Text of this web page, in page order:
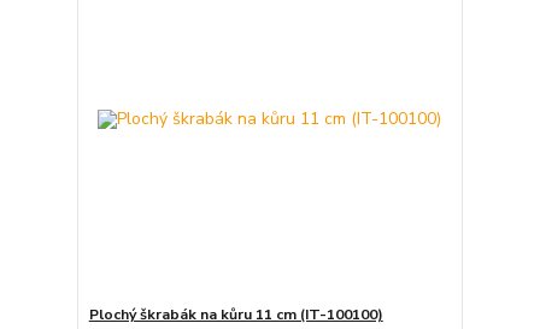
Plochý škrabák na kůru 11 cm (IT-100100)